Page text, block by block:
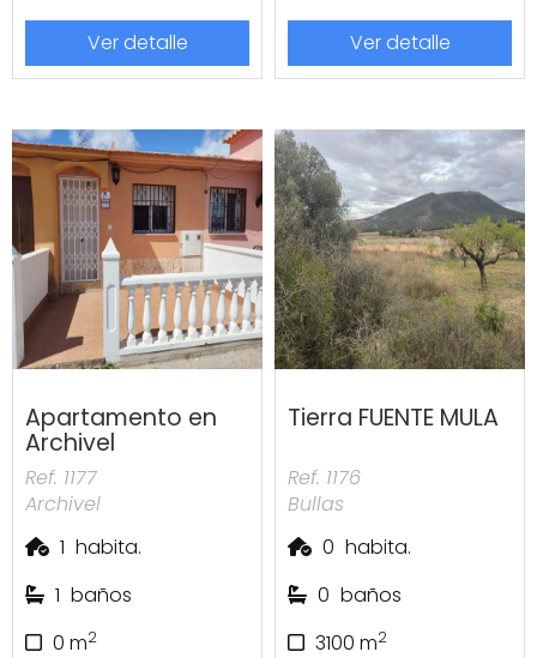
Ver detalle Ver detalle
Apartamento en
Archivel
Ref. 1177
Archivel
1 habita.
1 baños
0 m2
Tierra FUENTE MULA
Ref. 1176
Bullas
0 habita.
0 baños
3100 m2